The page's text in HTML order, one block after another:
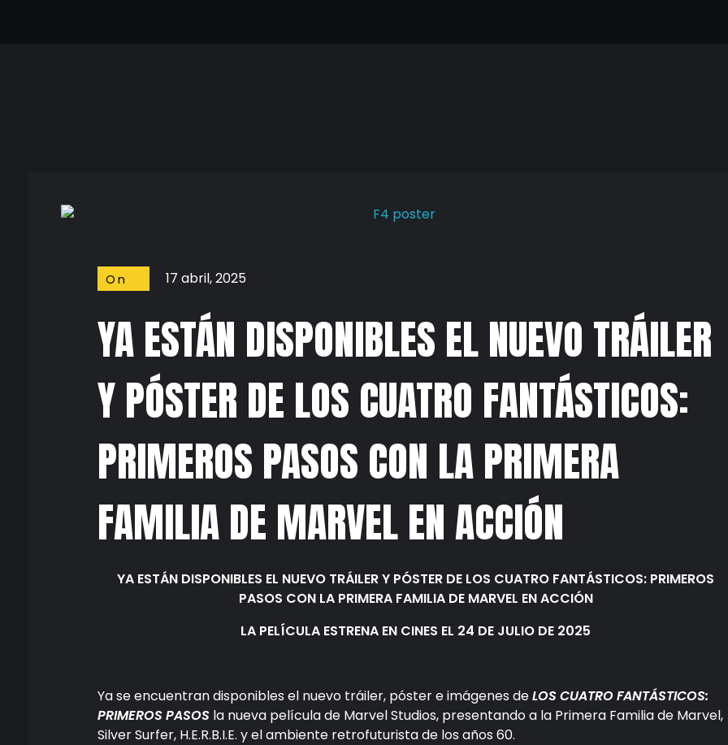
YA ESTÁN DISPONIBLES EL NUEVO TRÁILER
Y PÓSTER DE LOS CUATRO FANTÁSTICOS:
PRIMEROS PASOS CON LA PRIMERA
FAMILIA DE MARVEL EN ACCIÓN
17 abril, 2025
On
YA ESTÁN DISPONIBLES EL NUEVO TRÁILER Y PÓSTER DE LOS CUATRO FANTÁSTICOS: PRIMEROS
PASOS CON LA PRIMERA FAMILIA DE MARVEL EN ACCIÓN
LA PELÍCULA ESTRENA EN CINES EL 24 DE JULIO DE 2025
Ya se encuentran disponibles el nuevo tráiler, póster e imágenes deLOS CUATRO FANTÁSTICOS:
PRIMEROS PASOS la nueva película de Marvel Studios, presentando a la Primera Familia de Marvel,
Silver Surfer, H.E.R.B.I.E. y el ambiente retrofuturista de los años 60.